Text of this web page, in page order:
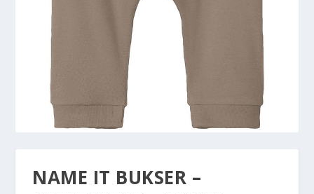
NAME IT BUKSER –